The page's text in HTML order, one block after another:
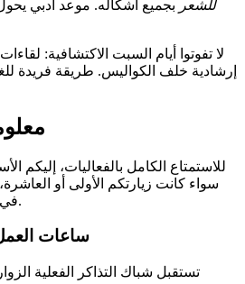
للشعر بجميع أشكاله. موعد أدبي
لا تفوتوا أيام السبت الاكتشافية:
إرشادية خلف الكواليس. طريقة فريدة
للاستمتاع الكامل بالفعاليات، إليكم
سواء كانت زيارتكم الأولى أو
في تنظيم خروجكم بكل هدوء.
ساعات
تستقبل شباك التذاكر الفعلية